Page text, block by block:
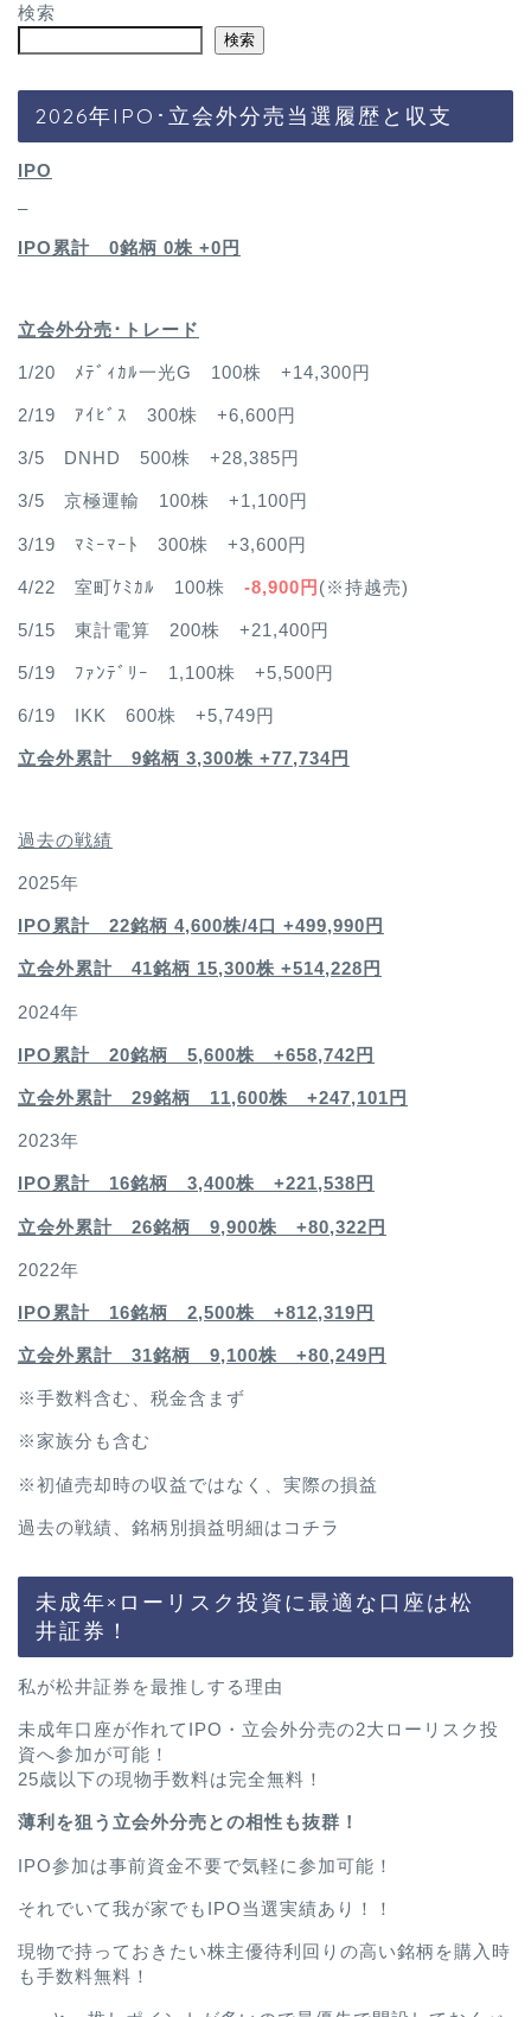
検索
検索
2026年IPO･立会外分売当選履歴と収支
IPO
–
IPO累計 0銘柄 0株 +0円
立会外分売･トレード
1/20 ﾒﾃﾞｨｶﾙ一光G 100株 +14,300円
2/19 ｱｲﾋﾞｽ 300株 +6,600円
3/5 DNHD 500株 +28,385円
3/5 京極運輸 100株 +1,100円
3/19 ﾏﾐｰﾏｰﾄ 300株 +3,600円
4/22 室町ｹﾐｶﾙ 100株 -8,900円 (※持越売)
5/15 東計電算 200株 +21,400円
5/19 ﾌｧﾝﾃﾞﾘｰ 1,100株 +5,500円
6/19 IKK 600株 +5,749円
立会外累計 9銘柄 3,300株 +77,734円
過去の戦績
2025年
IPO累計 22銘柄 4,600株/4口 +499,990円
立会外累計 41銘柄 15,300株 +514,228円
2024年
IPO累計 20銘柄 5,600株 +658,742円
立会外累計 29銘柄 11,600株 +247,101円
2023年
IPO累計 16銘柄 3,400株 +221,538円
立会外累計 26銘柄 9,900株 +80,322円
2022年
IPO累計 16銘柄 2,500株 +812,319円
立会外累計 31銘柄 9,100株 +80,249円
※手数料含む、税金含まず
※家族分も含む
※初値売却時の収益ではなく、実際の損益
過去の戦績、銘柄別損益明細は コチラ
未成年×ローリスク投資に最適な口座は松
井証券！
私が松井証券を最推しする理由
未成年口座が作れてIPO・立会外分売の2大ローリスク投
資へ参加が可能！
25歳以下の現物手数料は完全無料！
薄利を狙う立会外分売との相性も抜群！
IPO参加は事前資金不要で気軽に参加可能！
それでいて我が家でもIPO当選実績あり！！
現物で持っておきたい株主優待利回りの高い銘柄を購入時
も手数料無料！